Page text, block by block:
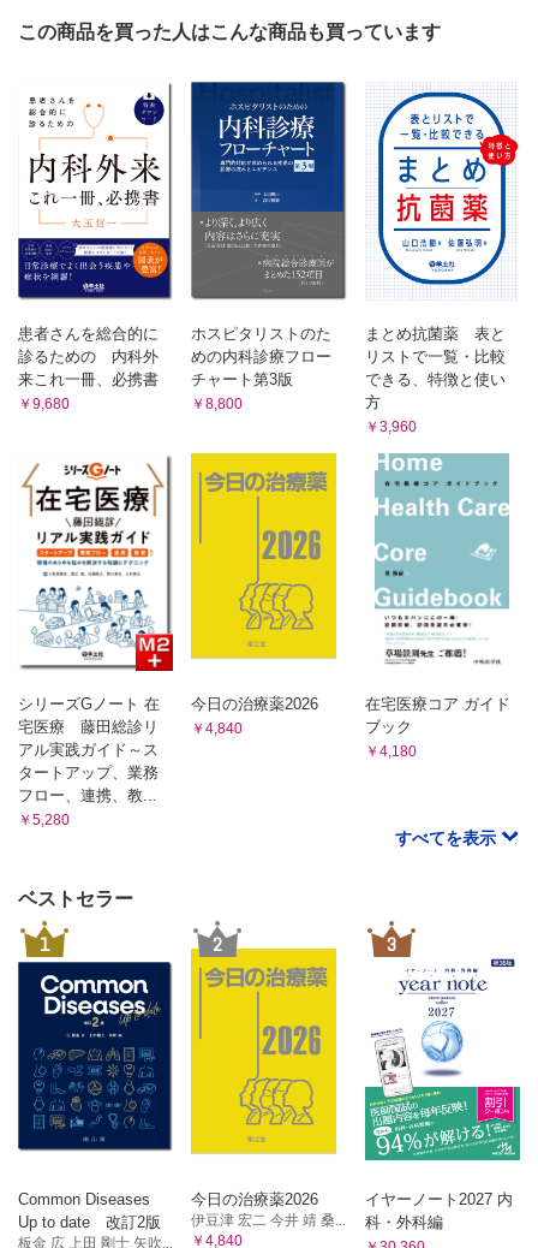
Note
ポジティヴヘルス
がんの看取り
がん患者の呼吸困難の緩和
高齢者の高血圧
高齢者の脂質異常症
高齢者の糖尿病
減酒のすすめ
パーキンソン病の終末期は突然で，対応が難しい
便秘の治療
不眠症をアセスメントする
圧迫骨折のアプローチ
発熱のアプローチ；熱の原因部位を特定しよう
在宅医療 物品必携；カバンの中
この商品を買った人はこんな商品も買っています
患者さんを総合的に
診るための 内科外
来これ一冊、必携書
￥9,680
ホスピタリストのた
めの内科診療フロー
チャート第3版
￥8,800
まとめ抗菌薬 表と
リストで一覧・比較
できる、特徴と使い
方
￥3,960
シリーズGノート 在
宅医療 藤田総診リ
アル実践ガイド～ス
タートアップ、業務
フロー、連携、教...
￥5,280
今日の治療薬2026
￥4,840
在宅医療コア ガイド
ブック
￥4,180
すべてを表示
ベストセラー
1
Common Diseases
Up to date 改訂2版
板金 広 上田 剛士 矢吹...
2
今日の治療薬2026
伊豆津 宏二 今井 靖 桑...
￥4,840
3
イヤーノート2027 内
科・外科編